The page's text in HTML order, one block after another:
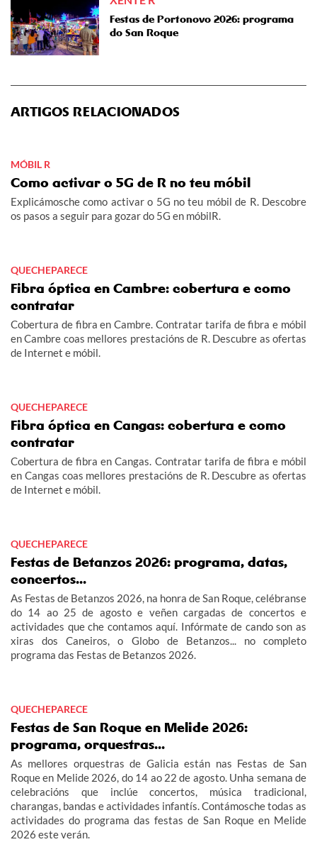
Festas de Portonovo 2026: programa
do San Roque
ARTIGOS RELACIONADOS
MÓBIL R
Como activar o 5G de R no teu móbil
Explicámosche como activar o 5G no teu móbil de R. Descobre
os pasos a seguir para gozar do 5G en móbilR.
QUECHEPARECE
Fibra óptica en Cambre: cobertura e como
contratar
Cobertura de fibra en Cambre. Contratar tarifa de fibra e móbil
en Cambre coas mellores prestacións de R. Descubre as ofertas
de Internet e móbil.
QUECHEPARECE
Fibra óptica en Cangas: cobertura e como
contratar
Cobertura de fibra en Cangas. Contratar tarifa de fibra e móbil
en Cangas coas mellores prestacións de R. Descubre as ofertas
de Internet e móbil.
QUECHEPARECE
Festas de Betanzos 2026: programa, datas,
concertos...
As Festas de Betanzos 2026, na honra de San Roque, celébranse
do 14 ao 25 de agosto e veñen cargadas de concertos e
actividades que che contamos aquí. Infórmate de cando son as
xiras dos Caneiros, o Globo de Betanzos... no completo
programa das Festas de Betanzos 2026.
QUECHEPARECE
Festas de San Roque en Melide 2026:
programa, orquestras...
As mellores orquestras de Galicia están nas Festas de San
Roque en Melide 2026, do 14 ao 22 de agosto. Unha semana de
celebracións que inclúe concertos, música tradicional,
charangas, bandas e actividades infantís. Contámosche todas as
actividades do programa das festas de San Roque en Melide
2026 este verán.